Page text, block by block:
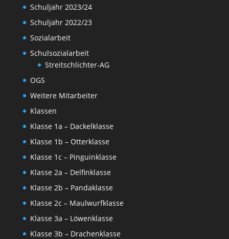
Schuljahr 2023/24
Schuljahr 2022/23
Sozialarbeit
Schulsozialarbeit
Streitschlichter-AG
OGS
Weitere Mitarbeiter
Klassen
Klasse 1a – Dackelklasse
Klasse 1b – Otterklasse
Klasse 1c – Pinguinklasse
Klasse 2a – Delfinklasse
Klasse 2b – Pandaklasse
Klasse 2c – Maulwurfklasse
Klasse 3a – Löwenklasse
Klasse 3b – Drachenklasse